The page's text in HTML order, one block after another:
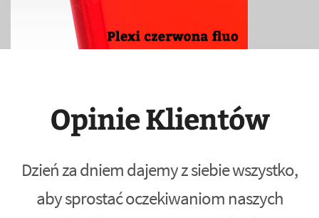
Opinie Klientów
Dzień za dniem dajemy z siebie wszystko,
aby sprostać oczekiwaniom naszych